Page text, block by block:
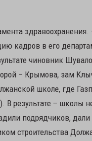
кадров в его
чиновник
– Крымова, зам
школе, где
результате – школы
подрядчиков, дали
строительства